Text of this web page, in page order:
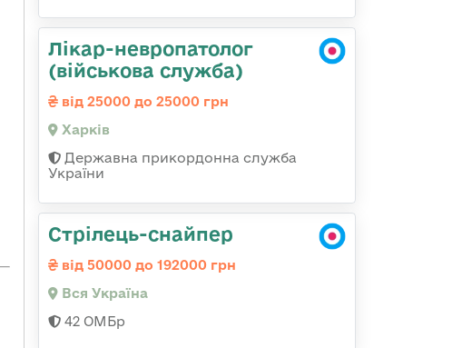
Лікар-невропатолог
(військова служба)
від 25000 до 25000 грн
Харків
Державна прикордонна служба
України
Стрілець-снайпер
від 50000 до 192000 грн
Вся Україна
42 ОМБр